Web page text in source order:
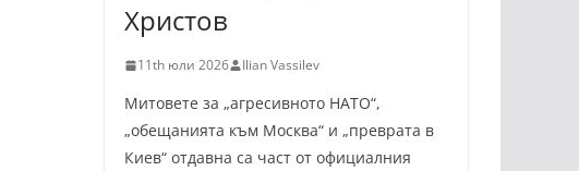
Христов
11th юли 2026 Ilian Vassilev
Митовете за „агресивното НАТО“,
„обещанията към Москва“ и „преврата в
Киев“ отдавна са част от официалния